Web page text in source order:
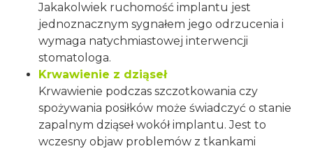
Jakakolwiek ruchomość implantu jest
jednoznacznym sygnałem jego odrzucenia i
wymaga natychmiastowej interwencji
stomatologa.
Krwawienie z dziąseł
Krwawienie podczas szczotkowania czy
spożywania posiłków może świadczyć o stanie
zapalnym dziąseł wokół implantu. Jest to
wczesny objaw problemów z tkankami